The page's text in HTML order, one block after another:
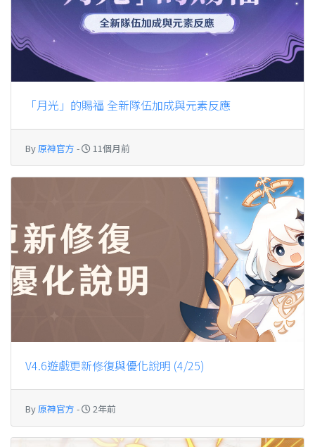
「月光」的賜福 全新隊伍加成與元素反應
By 原神官方 - 11個月前
V4.6遊戲更新修復與優化說明 (4/25)
By 原神官方 - 2年前